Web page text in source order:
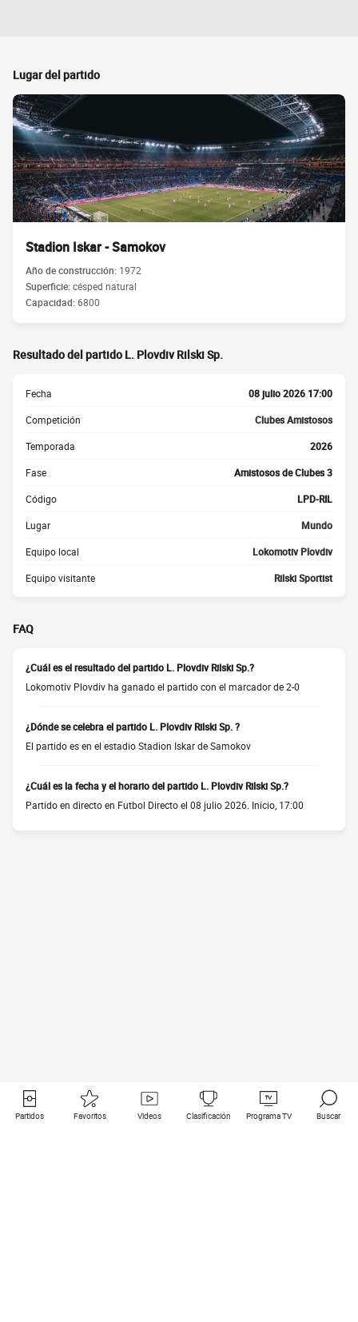
Lugar del partido
Stadion Iskar - Samokov
Año de construcción: 1972
Superficie:césped natural
Capacidad:6800
Resultado del partido L. Plovdiv Rilski Sp.
Fecha 08 julio 2026 17:00
Competición Clubes Amistosos
Temporada 2026
Fase Amistosos de Clubes 3
Código LPD-RIL
Lugar Mundo
Equipo local Lokomotiv Plovdiv
Equipo visitante Rilski Sportist
FAQ
¿Cuál es el resultado del partido L. Plovdiv Rilski Sp.?
Lokomotiv Plovdiv ha ganado el partido con el marcador de 2-0
¿Dónde se celebra el partido L. Plovdiv Rilski Sp. ?
El partido es en el estadio Stadion Iskar de Samokov
¿Cuál es la fecha y el horario del partido L. Plovdiv Rilski Sp.?
Partido en directo en Futbol Directo el 08 julio 2026. Inicio, 17:00
Partidos Favoritos Videos Clasificación Programa TV Buscar